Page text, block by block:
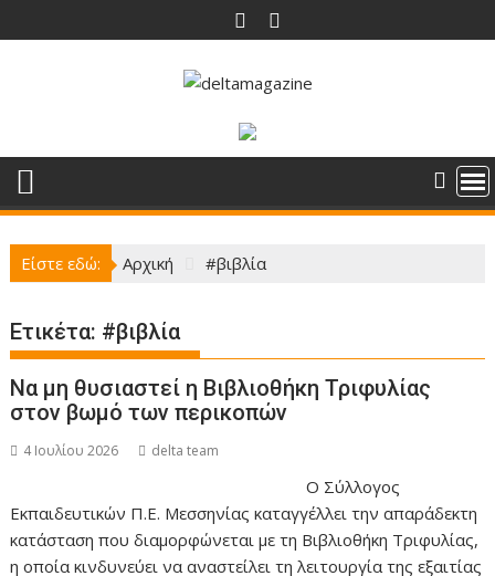
στο
Είστε εδώ: Αρχική #βιβλία
Ετικέτα: #βιβλία
Να μη θυσιαστεί η Βιβλιοθήκη Τριφυλίας
στον βωμό των περικοπών
4 Ιουλίου 2026 delta team
Ο Σύλλογος
Εκπαιδευτικών Π.Ε. Μεσσηνίας καταγγέλλει την απαράδεκτη
κατάσταση που διαμορφώνεται με τη Βιβλιοθήκη Τριφυλίας,
η οποία κινδυνεύει να αναστείλει τη λειτουργία της εξαιτίας